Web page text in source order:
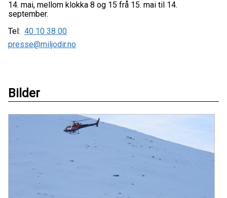
14. mai, mellom klokka 8 og 15 frå 15. mai til 14.
september.
Tel: 40 10 38 00
presse@miljodir.no
Bilder